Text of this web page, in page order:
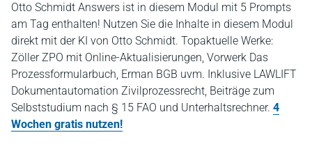
Otto Schmidt Answers ist in diesem Modul mit 5 Prompts
am Tag enthalten! Nutzen Sie die Inhalte in diesem Modul
direkt mit der KI von Otto Schmidt. Topaktuelle Werke:
Zöller ZPO mit Online-Aktualisierungen, Vorwerk Das
Prozessformularbuch, Erman BGB uvm. Inklusive LAWLIFT
Dokumentautomation Zivilprozessrecht, Beiträge zum
Selbststudium nach § 15 FAO und Unterhaltsrechner. 4
Wochen gratis nutzen!